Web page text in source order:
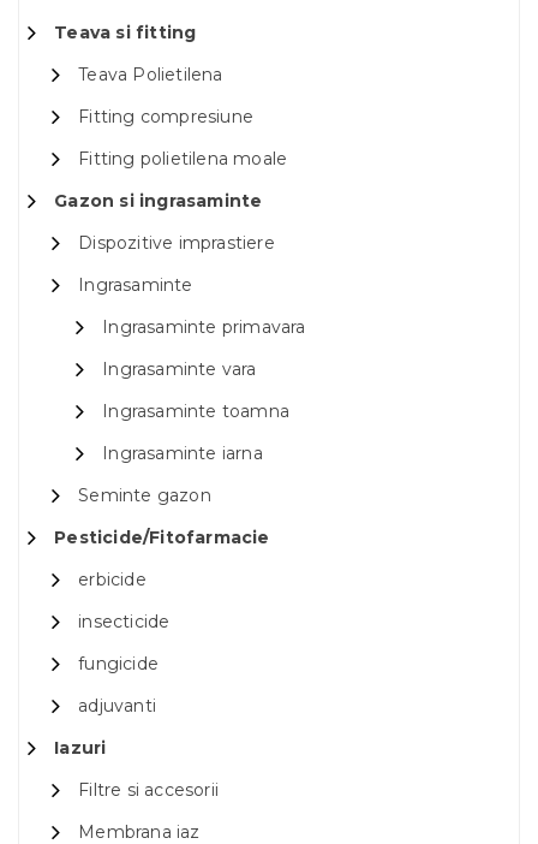
Teava si fitting
Teava Polietilena
Fitting compresiune
Fitting polietilena moale
Gazon si ingrasaminte
Dispozitive imprastiere
Ingrasaminte
Ingrasaminte primavara
Ingrasaminte vara
Ingrasaminte toamna
Ingrasaminte iarna
Seminte gazon
Pesticide/Fitofarmacie
erbicide
insecticide
fungicide
adjuvanti
Iazuri
Filtre si accesorii
Membrana iaz